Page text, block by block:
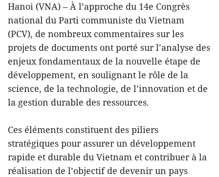
Hanoi (VNA) – À l’approche du 14e Congrès
national du Parti communiste du Vietnam
(PCV), de nombreux commentaires sur les
projets de documents ont porté sur l’analyse des
enjeux fondamentaux de la nouvelle étape de
développement, en soulignant le rôle de la
science, de la technologie, de l’innovation et de
la gestion durable des ressources.
Ces éléments constituent des piliers
stratégiques pour assurer un développement
rapide et durable du Vietnam et contribuer à la
réalisation de l’objectif de devenir un pays